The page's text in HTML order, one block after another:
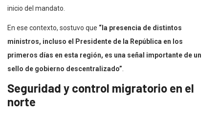
inicio del mandato.
En ese contexto, sostuvo que “la presencia de distintos
ministros, incluso el Presidente de la República en los
primeros días en esta región, es una señal importante de un
sello de gobierno descentralizado”.
Seguridad y control migratorio en el
norte